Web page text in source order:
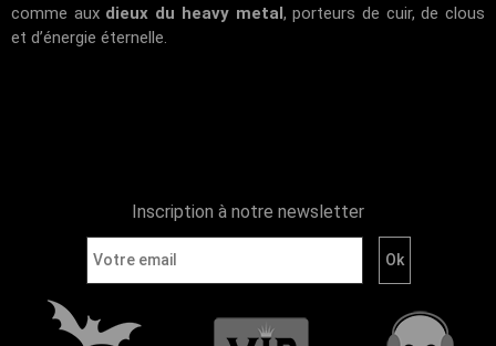
comme aux dieux du heavy metal, porteurs de cuir, de clous
et d’énergie éternelle.
Inscription à notre newsletter